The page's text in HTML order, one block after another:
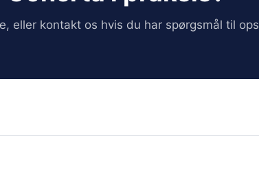
eller kontakt os hvis du har spørgsmål til